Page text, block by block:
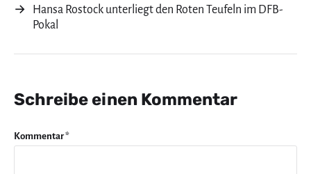
→
Hansa Rostock unterliegt den Roten Teufeln im DFB-
Pokal
Schreibe einen Kommentar
Kommentar*